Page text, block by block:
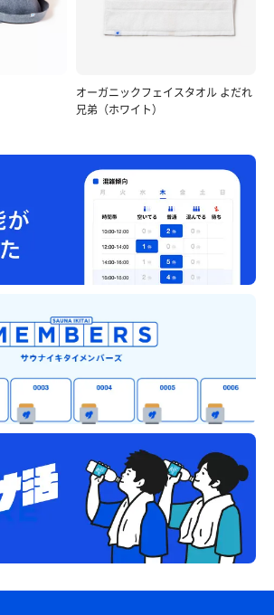
オーガニックフェイスタオル よだれ
兄弟（ホワイト）